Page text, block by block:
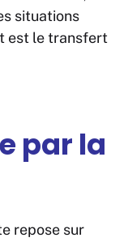
situations
est le transfert
par la
repose sur